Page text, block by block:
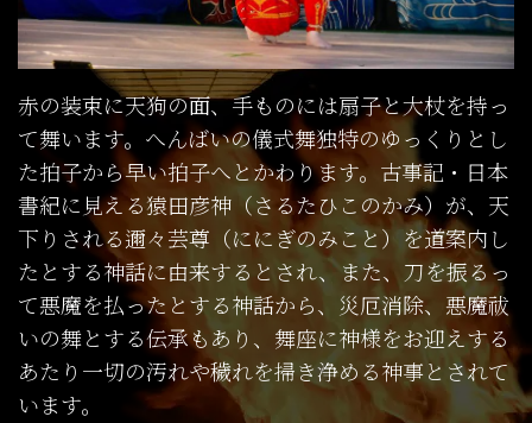
赤の装束に天狗の面、手ものには扇子と大杖を持っ
て舞います。へんばいの儀式舞独特のゆっくりとし
た拍子から早い拍子へとかわります。古事記・日本
書紀に見える猿田彦神（さるたひこのかみ）が、天
下りされる邇々芸尊（ににぎのみこと）を道案内し
たとする神話に由来するとされ、また、刀を振るっ
て悪魔を払ったとする神話から、災厄消除、悪魔祓
いの舞とする伝承もあり、舞座に神様をお迎えする
あたり一切の汚れや穢れを掃き浄める神事とされて
います。